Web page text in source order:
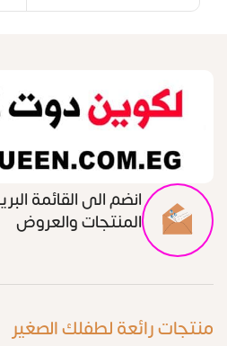
انضم الى القائمة
المنتجات والعروض
منتجات رائعة لطفلك الصغير